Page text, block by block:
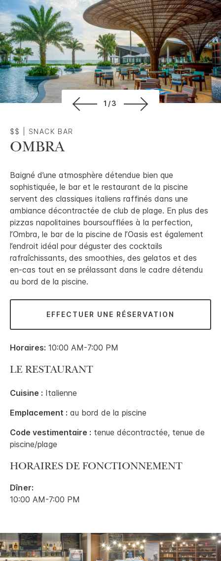
1/3
$$ SNACK BAR
OMBRA
Baigné d’une atmosphère détendue bien que
sophistiquée, le bar et le restaurant de la piscine
servent des classiques italiens raffinés dans une
ambiance décontractée de club de plage. En plus des
pizzas napolitaines boursoufflées à la perfection,
l’Ombra, le bar de la piscine de l’Oasis est également
l’endroit idéal pour déguster des cocktails
rafraîchissants, des smoothies, des gelatos et des
en-cas tout en se prélassant dans le cadre détendu
au bord de la piscine.
EFFECTUER UNE RÉSERVATION
Horaires: 10:00 AM-7:00 PM
LE RESTAURANT
Cuisine : Italienne
Emplacement : au bord de la piscine
Code vestimentaire : tenue décontractée, tenue de
piscine/plage
HORAIRES DE FONCTIONNEMENT
Dîner:
10:00 AM-7:00 PM